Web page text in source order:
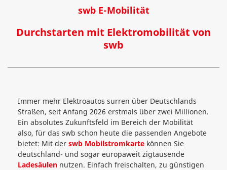
swb E-Mobilität
Durchstarten mit Elektromobilität von
swb
Immer mehr Elektroautos surren über Deutschlands
Straßen, seit Anfang 2026 erstmals über zwei Millionen.
Ein absolutes Zukunftsfeld im Bereich der Mobilität
also, für das swb schon heute die passenden Angebote
bietet: Mit der swb Mobilstromkarte können Sie
deutschland- und sogar europaweit zigtausende
Ladesäulen nutzen. Einfach freischalten, zu günstigen